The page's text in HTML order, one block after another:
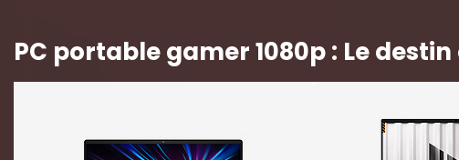
PC portable gamer 1080p : Le